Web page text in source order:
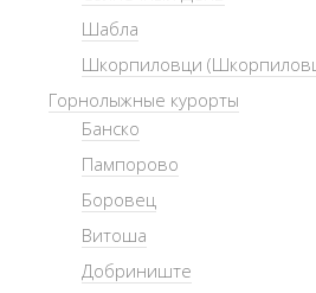
Шабла
Шкорпиловци
Горнолыжные курорты
Банско
Пампорово
Боровец
Витоша
Добриниште